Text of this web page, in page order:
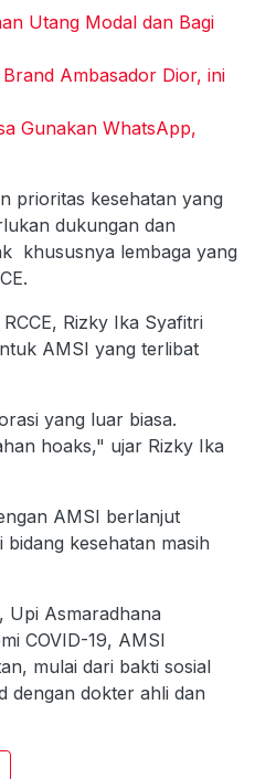
Utang Modal dan Bagi
Ambasador Dior, ini
Gunakan WhatsApp,
prioritas kesehatan yang
dukungan dan
khususnya lembaga yang
Rizky Ika Syafitri
AMSI yang terlibat
yang luar biasa.
hoaks," ujar Rizky Ika
AMSI berlanjut
kesehatan masih
Upi Asmaradhana
COVID-19, AMSI
mulai dari bakti sosial
dengan dokter ahli dan